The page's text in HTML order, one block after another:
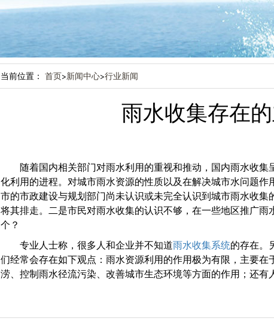
当前位置： 首页>新闻中心>行业新闻
雨水收集存在
随着国内相关部门对雨水利用的重视和推动，国内雨水收
化利用的进程。对城市雨水资源的性质以及在解决城市水问题
市的市政建设与规划部门尚未认识或未完全认识到城市雨水收
将其排走。二是市民对雨水收集的认识不够，在一些地区推广
个？
专业人士称，很多人和企业并不知道雨水收集系统的存在。
们经常会存在如下观点：雨水资源利用的作用极为有限，主要
涝、控制雨水径流污染、改善城市生态环境等方面的作用；还有